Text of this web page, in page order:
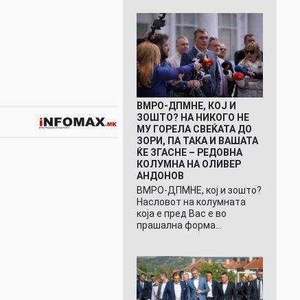
ВМРО-ДПМНЕ, КОЈ И
ЗОШТО? НА НИКОГО НЕ
МУ ГОРЕЛА СВЕЌАТА ДО
ЗОРИ, ПА ТАКА И ВАШАТА
ЌЕ ЗГАСНЕ – РЕДОВНА
КОЛУМНА НА ОЛИВЕР
АНДОНОВ
ВМРО-ДПМНЕ, кој и зошто?
Насловот на колумната
која е пред Вас е во
прашална форма…